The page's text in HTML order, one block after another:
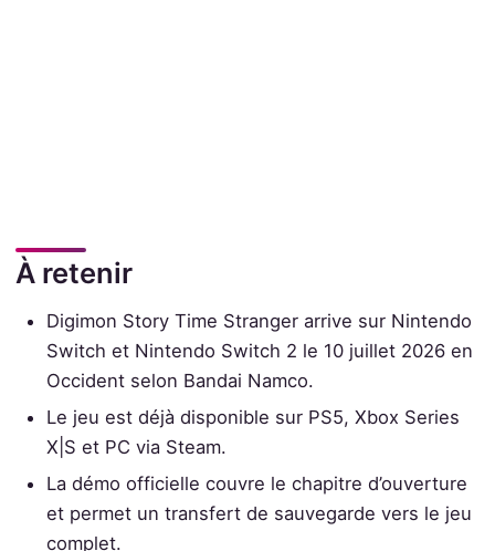
À retenir
Digimon Story Time Stranger arrive sur Nintendo
Switch et Nintendo Switch 2 le 10 juillet 2026 en
Occident selon Bandai Namco.
Le jeu est déjà disponible sur PS5, Xbox Series
X|S et PC via Steam.
La démo officielle couvre le chapitre d’ouverture
et permet un transfert de sauvegarde vers le jeu
complet.